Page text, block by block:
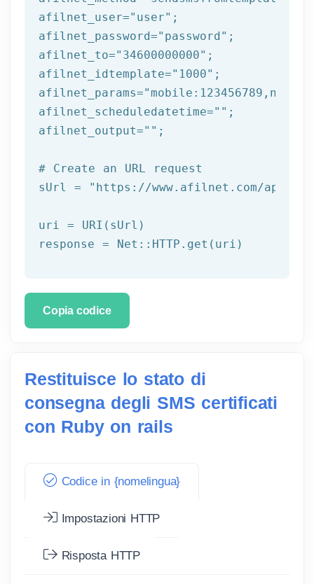
afilnet_user="user" ;
afilnet_password="password" ;
afilnet_to="34600000000" ;
afilnet_idtemplate="1000" ;
afilnet_params=
afilnet_scheduledatetime="" ;
afilnet_output="" ;
# Create an URL request
sUrl =
"https://www.afilnet.com/api/
uri = URI(sUrl)
Copia codice
Restituisce lo stato di
consegna degli SMS certificati
con Ruby on rails
Codice in {nomelingua}
Impostazioni HTTP
Risposta HTTP